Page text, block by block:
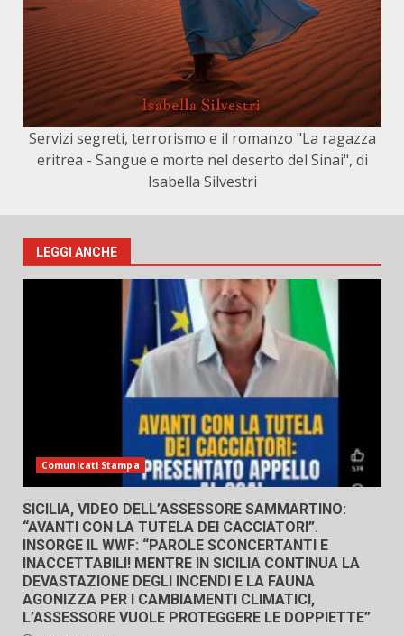
Servizi segreti, terrorismo e il romanzo "La ragazza
eritrea - Sangue e morte nel deserto del Sinai", di
Isabella Silvestri
LEGGI ANCHE
Comunicati Stampa
SICILIA, VIDEO DELL’ASSESSORE SAMMARTINO:
“AVANTI CON LA TUTELA DEI CACCIATORI”.
INSORGE IL WWF: “PAROLE SCONCERTANTI E
INACCETTABILI! MENTRE IN SICILIA CONTINUA LA
DEVASTAZIONE DEGLI INCENDI E LA FAUNA
AGONIZZA PER I CAMBIAMENTI CLIMATICI,
L’ASSESSORE VUOLE PROTEGGERE LE DOPPIETTE”